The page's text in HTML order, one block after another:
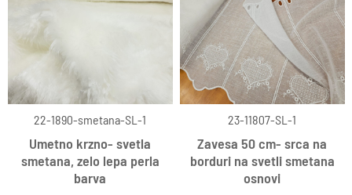
22-1890-smetana-SL-1
Umetno krzno- svetla
smetana, zelo lepa perla
barva
23-11807-SL-1
Zavesa 50 cm- srca na
borduri na svetli smetana
osnovi